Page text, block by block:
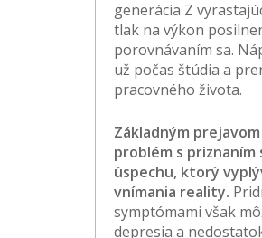
generácia Z
tlak na výkon
porovnávaním sa.
už počas štúdia a
pracovného života.
Základným
problém s priznaním
úspechu, ktorý
vnímania reality.
symptómami však
depresia a